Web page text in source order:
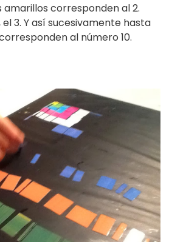
amarillos corresponden al 2.
3. Y así sucesivamente hasta
al número 10.